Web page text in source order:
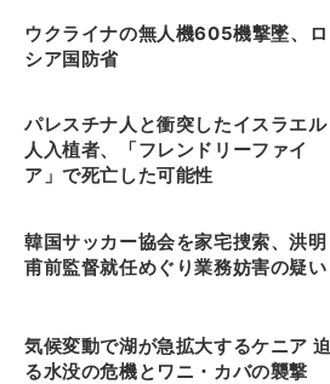
ウクライナの無人機605機撃墜、ロ
シア国防省
パレスチナ人と衝突したイスラエル
人入植者、「フレンドリーファイ
ア」で死亡した可能性
韓国サッカー協会を家宅捜索、洪明
甫前監督就任めぐり業務妨害の疑い
気候変動で湖が急拡大するケニア 迫
る水没の危機とワニ・カバの襲撃